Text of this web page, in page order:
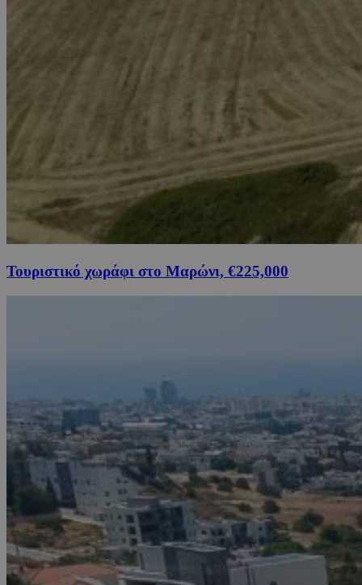
Τουριστικό χωράφι στο Μαρώνι, €225,000